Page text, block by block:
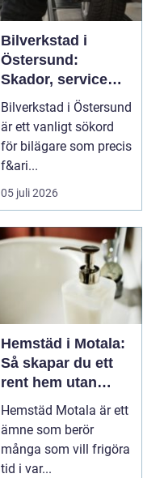
Bilverkstad i
Östersund:
Skador, service
och smarta val för
din bil
Bilverkstad i Östersund
är ett vanligt sökord
för bilägare som precis
f&ari...
05 juli 2026
Hemstäd i Motala:
Så skapar du ett
rent hem utan
stress
Hemstäd Motala är ett
ämne som berör
många som vill frigöra
tid i var...